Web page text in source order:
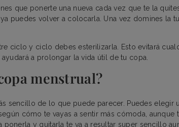
que ponerte una nueva cada vez que te la
puedes volver a colocarla. Una vez domines la
ciclo y ciclo debes esterilizarla. Esto evitará
a prolongar la vida útil de tu copa.
menstrual?
sencillo de lo que puede parecer. Puedes elegir
cómo te vayas a sentir más cómoda, aunque
ponerla y quitarla te va a resultar super sencillo